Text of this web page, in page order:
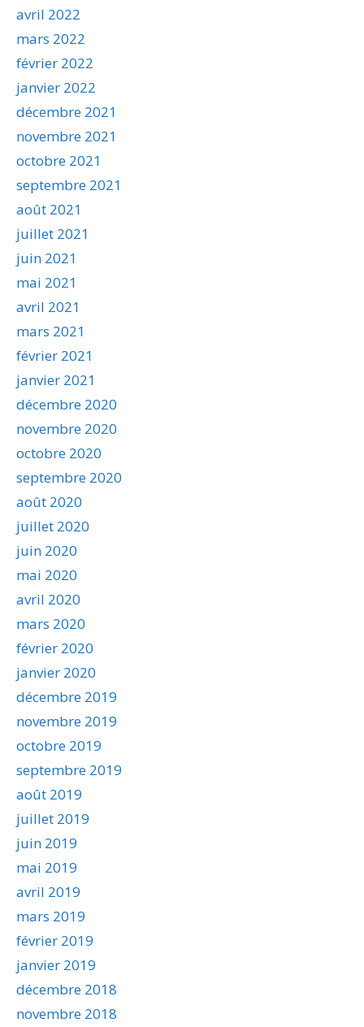
avril 2022
mars 2022
février 2022
janvier 2022
décembre 2021
novembre 2021
octobre 2021
septembre 2021
août 2021
juillet 2021
juin 2021
mai 2021
avril 2021
mars 2021
février 2021
janvier 2021
décembre 2020
novembre 2020
octobre 2020
septembre 2020
août 2020
juillet 2020
juin 2020
mai 2020
avril 2020
mars 2020
février 2020
janvier 2020
décembre 2019
novembre 2019
octobre 2019
septembre 2019
août 2019
juillet 2019
juin 2019
mai 2019
avril 2019
mars 2019
février 2019
janvier 2019
décembre 2018
novembre 2018